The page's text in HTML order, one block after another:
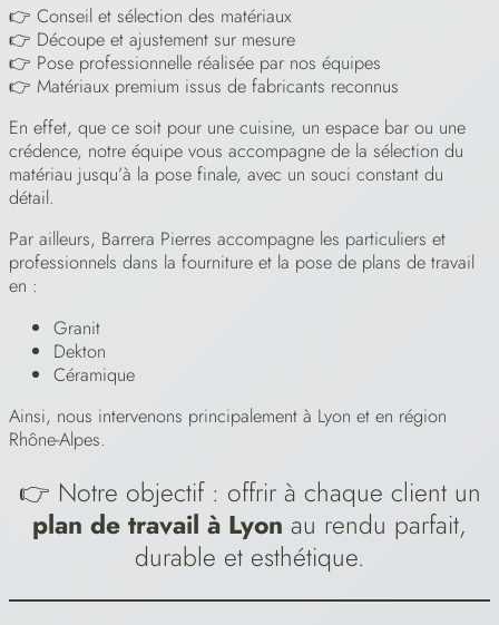
👉 Conseil et sélection des matériaux
👉 Découpe et ajustement sur mesure
👉 Pose professionnelle réalisée par nos équipes
👉 Matériaux premium issus de fabricants reconnus
En effet, que ce soit pour une cuisine, un espace bar ou une
crédence, notre équipe vous accompagne de la sélection du
matériau jusqu’à la pose finale, avec un souci constant du
détail.
Par ailleurs, Barrera Pierres accompagne les particuliers et
professionnels dans la fourniture et la pose de plans de travail
en :
Granit
Dekton
Céramique
Ainsi, nous intervenons principalement à Lyon et en région
Rhône-Alpes.
👉 Notre objectif : offrir à chaque client un
plan de travail à Lyon au rendu parfait,
durable et esthétique.